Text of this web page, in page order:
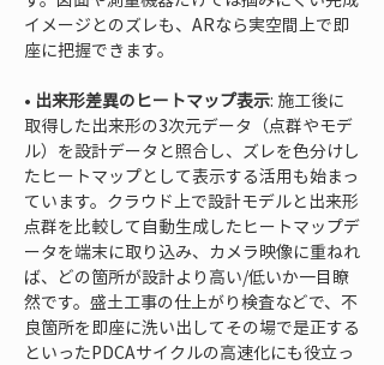
イメージとのズレも、ARなら実空間上で即
• 出来形差異のヒートマップ表示: 施工後に
取得した出来形の3次元データ（点群やモデ
ル）を設計データと照合し、ズレを色分けし
たヒートマップとして表示する活用も始まっ
ています。クラウド上で設計モデルと出来形
点群を比較して自動生成したヒートマップデ
ータを端末に取り込み、カメラ映像に重ねれ
ば、どの箇所が設計より高い/低いか一目瞭
然です。盛土工事の仕上がり検査などで、不
良箇所を即座に洗い出してその場で是正する
といったPDCAサイクルの高速化にも役立っ